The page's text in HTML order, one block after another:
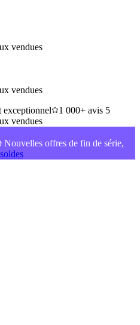
vendues
vendues
exceptionnel
1 000+ avis 5
vendues
Nouvelles offres de fin de série,